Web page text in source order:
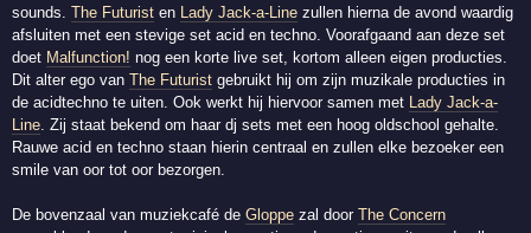
sounds.The Futurist en Lady Jack-a-Line zullen hierna de avond waardig
afsluiten met een stevige set acid en techno. Voorafgaand aan deze set
doet Malfunction! nog een korte live set, kortom alleen eigen producties.
Dit alter ego vanThe Futurist gebruikt hij om zijn muzikale producties in
de acidtechno te uiten. Ook werkt hij hiervoor samen met
Lady Jack-a-
Line . Zij staat bekend om haar dj sets met een hoog oldschool gehalte.
Rauwe acid en techno staan hierin centraal en zullen elke bezoeker een
smile van oor tot oor bezorgen.
De bovenzaal van muziekcafé deGloppe zal doorThe Concern